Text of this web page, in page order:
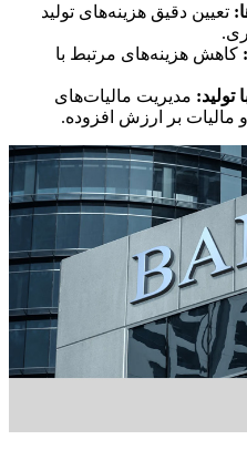
تعیین دقیق هزینه‌های تولید
کاهش هزینه‌های مرتبط با
تولید: مدیریت مالیات‌های
و مالیات بر ارزش افزوده.